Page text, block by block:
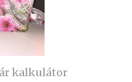
kalkulátor